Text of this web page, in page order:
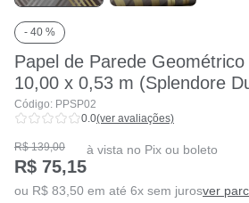
- 40 %
Papel de Parede Geométrico
10,00 x 0,53 m (Splendore
Código: PPSP02
0.0(ver avaliações)
R$ 139,00
R$ 75,15
à vista no Pix ou boleto
ou R$ 83,50 em até 6x sem jurosver